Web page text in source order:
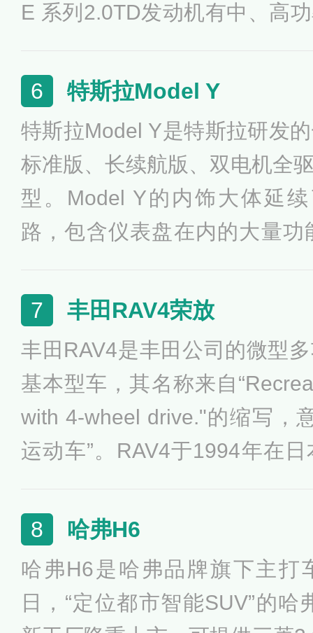
E 系列2.0TD发动机有中、高
功率的2.0T涡轮增压发动机，
大马力可达到238Ps，峰值扭
6 特斯拉Model Y
特斯拉Model Y是特斯拉研发
标准版、长续航版、双电机全
型。Model Y的内饰大体延
路，包含仪表盘在内的大量
后轮驱动，使用磷酸铁锂电池
间为5.6秒，在国标工况法下
高时速217km/h。
7 丰田RAV4荣放
丰田RAV4是丰田公司的微型
基本型车，其名称来自
with 4-wheel drive."的缩写，
运动车”。RAV4于1994年在
元式的车身结构在多用途越野
年8月26日，丰田全新RAV4
市SUV。新款RAV4拥有多种车
8 哈弗H6
哈弗H6是哈弗品牌旗下主打
日，“定位都市智能SUV”的